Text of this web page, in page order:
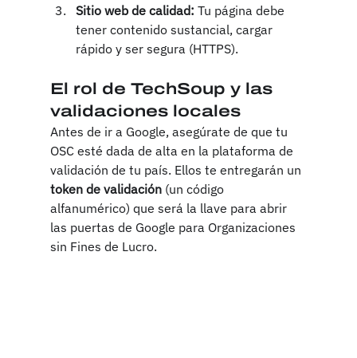
Sitio web de calidad: Tu página debe
tener contenido sustancial, cargar
rápido y ser segura (HTTPS).
El rol de TechSoup y las
validaciones locales
Antes de ir a Google, asegúrate de que tu
OSC esté dada de alta en la plataforma de
validación de tu país. Ellos te entregarán un
token de validación (un código
alfanumérico) que será la llave para abrir
las puertas de Google para Organizaciones
sin Fines de Lucro.